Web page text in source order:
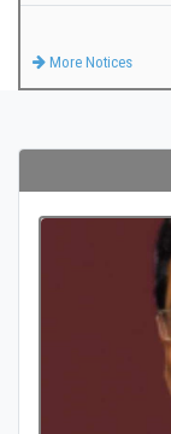
More Notices